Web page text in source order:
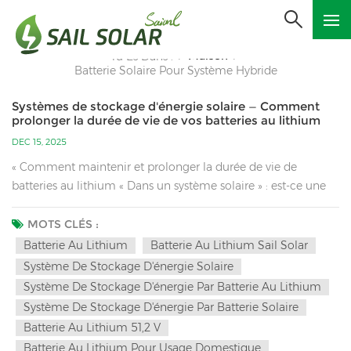
Tu Es Dans : Maison
Batterie Solaire Pour Système Hybride
Systèmes de stockage d'énergie solaire — Comment
prolonger la durée de vie de vos batteries au lithium
DEC 15, 2025
« Comment maintenir et prolonger la durée de vie de
batteries au lithium « Dans un système solaire » : est-ce une
question qui vous a toujours préoccupé ? L’entretien des
batteries au lithium nécessite de prendre en compte de
nombreux facteurs, tels que la gestion de la charge et de la
décharge, le contrôle environnemental, la compatibilité du
système et la surveillance quotidienne. Vous trouverez ci-
dessous un guide d’entretien du système : 1. Principes
fondamentaux : Éviter « trois hauts et deux bas »Trois atouts
majeurs : charge/décharge à haute vitesse, environnements à
MOTS CLÉS :
Batterie Au Lithium
Batterie Au Lithium Sail Solar
Système De Stockage D'énergie Solaire
Système De Stockage D'énergie Par Batterie Au Lithium
Système De Stockage D'énergie Par Batterie Solaire
Batterie Au Lithium 51,2 V
Batterie Au Lithium Pour Usage Domestique